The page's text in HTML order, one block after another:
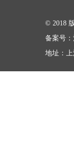
© 2018
备案号：
地址：